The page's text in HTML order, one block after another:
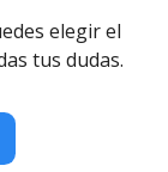
elegir el
tus dudas.